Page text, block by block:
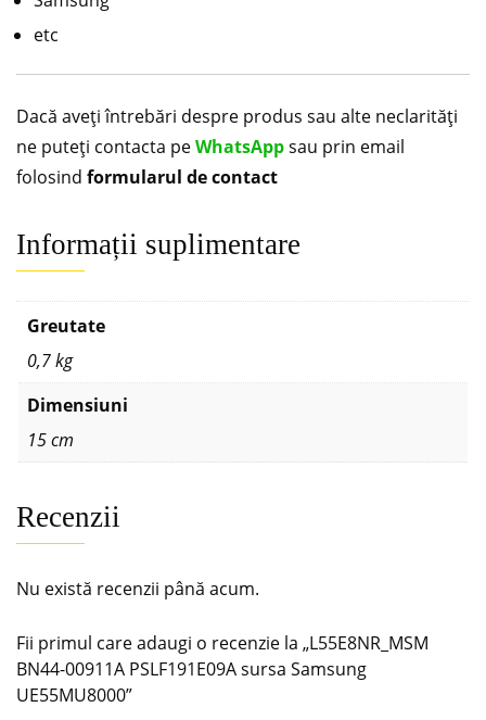
etc
Dacă aveți întrebări despre produs sau alte neclarități
ne puteți contacta peWhatsAppsau prin email
folosind formularul de contact
Informații suplimentare
Greutate
0,7 kg
Dimensiuni
15 cm
Recenzii
Nu există recenzii până acum.
Fii primul care adaugi o recenzie la „L55E8NR_MSM
BN44-00911A PSLF191E09A sursa Samsung
UE55MU8000”